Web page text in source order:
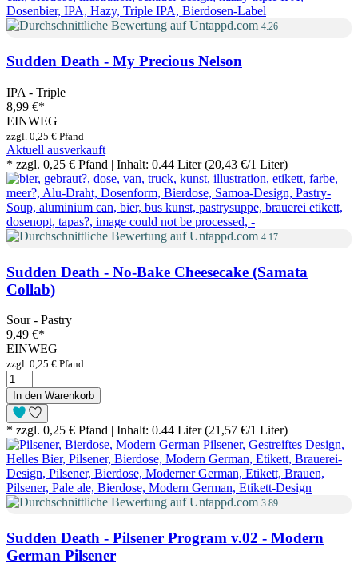
4.26
Sudden Death - My Precious Nelson
IPA - Triple
8,99 €*
EINWEG
zzgl. 0,25 € Pfand
Aktuell ausverkauft
* zzgl. 0,25 € Pfand | Inhalt: 0.44 Liter (20,43 €/1 Liter)
4.17
Sudden Death - No-Bake Cheesecake (Samata
Collab)
Sour - Pastry
9,49 €*
EINWEG
zzgl. 0,25 € Pfand
In den Warenkorb
* zzgl. 0,25 € Pfand | Inhalt: 0.44 Liter (21,57 €/1 Liter)
3.89
Sudden Death - Pilsener Program v.02 - Modern
German Pilsener